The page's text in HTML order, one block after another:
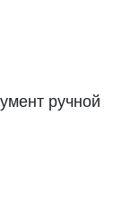
ручной